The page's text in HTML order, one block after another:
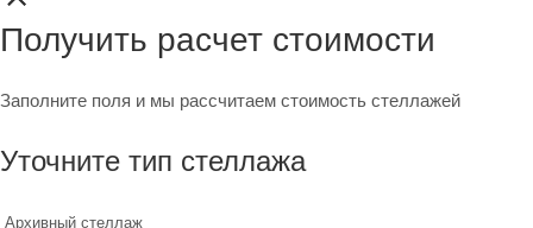
Получить расчет стоимости
Заполните поля и мы рассчитаем стоимость стеллажей
Уточните тип стеллажа
Архивный стеллаж